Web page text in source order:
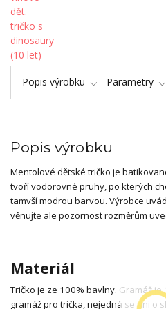
Popis výrobku Parametry
Popis výrobku
Mentolové dětské tričko je
tvoří vodorovné pruhy, po kterých
tamvší modrou barvou. Výrobce
věnujte ale pozornost rozměrům
Materiál
Tričko je ze 100% bavlny. Gramáž je
gramáž pro trička, nejedná se ani o